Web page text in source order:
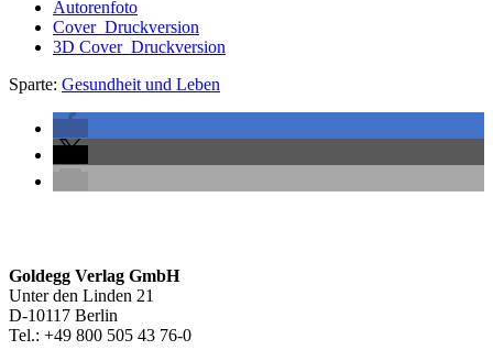
Autorenfoto
Cover_Druckversion
3D Cover_Druckversion
Sparte: Gesundheit und Leben
Footer-
Section
Goldegg Verlag GmbH
Unter den Linden 21
D-10117 Berlin
Tel.: +49 800 505 43 76-0